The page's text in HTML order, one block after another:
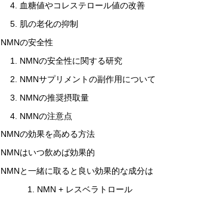
血糖値やコレステロール値の改善
肌の老化の抑制
NMNの安全性
NMNの安全性に関する研究
NMNサプリメントの副作用について
NMNの推奨摂取量
NMNの注意点
NMNの効果を高める方法
NMNはいつ飲めば効果的
NMNと一緒に取ると良い効果的な成分は
NMN + レスベラトロール